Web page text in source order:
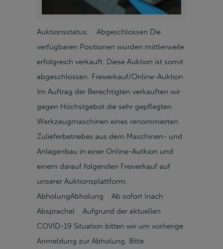
Auktionsstatus: Abgeschlossen Die
verfügbaren Positionen wurden mittlerweile
erfolgreich verkauft. Diese Auktion ist somit
abgeschlossen. Freiverkauf/Online-Auktion
Im Auftrag der Berechtigten verkauften wir
gegen Höchstgebot die sehr gepflegten
Werkzeugmaschinen eines renommierten
Zulieferbetriebes aus dem Maschinen- und
Anlagenbau in einer Online-Autkion und
einem darauf folgenden Freiverkauf auf
unserer Auktionsplattform.
AbholungAbholung Ab sofort (nach
Absprache) Aufgrund der aktuellen
COVID-19 Situation bitten wir um vorherige
Anmeldung zur Abholung. Bitte